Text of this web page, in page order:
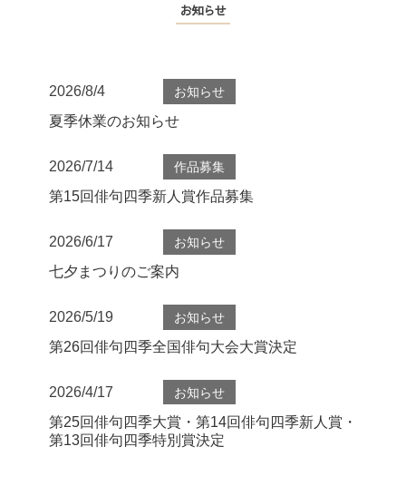
お知らせ
2026/8/4 お知らせ
夏季休業のお知らせ
2026/7/14 作品募集
第15回俳句四季新人賞作品募集
2026/6/17 お知らせ
七夕まつりのご案内
2026/5/19 お知らせ
第26回俳句四季全国俳句大会大賞決定
2026/4/17 お知らせ
第25回俳句四季大賞・第14回俳句四季新人賞・
第13回俳句四季特別賞決定